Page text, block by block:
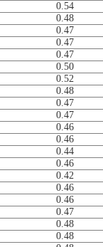
0.54
0.48
0.47
0.47
0.47
0.50
0.52
0.48
0.47
0.47
0.46
0.46
0.44
0.46
0.42
0.46
0.46
0.47
0.48
0.48